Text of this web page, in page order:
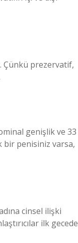
Çünkü prezervatif,
genişlik ve 33
bir penisiniz varsa,
cinsel ilişki
ilk gecede